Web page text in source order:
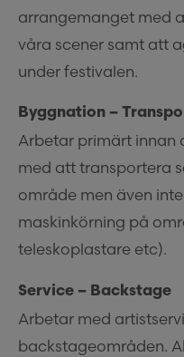
arrangemanget med
våra scener samt att
under festivalen.
Byggnation –
Arbetar primärt innan
med att transportera
område men även
maskinkörning på
teleskoplastare etc).
Service – Backstage
Arbetar med
backstageområden.